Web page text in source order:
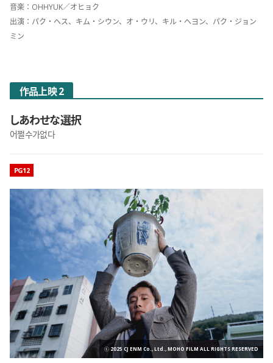
音楽：OHHYUK／オヒョク
出演：パク・ヘス、キム・シウン、オ・ウリ、キル・ヘヨン、パク・ジョン
ミン
作品上映 2
しあわせな選択
어쩔수가없다
映画のレーティング
PG12
ⓒ 2025 CJ ENM Co., Ltd., MOHO FILM ALL RIGHTS RESERVED